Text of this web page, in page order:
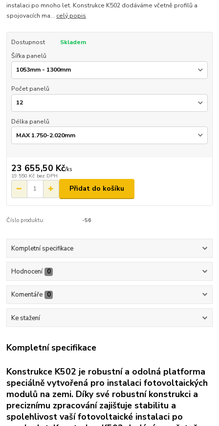
instalaci po mnoho let. Konstrukce K502 dodáváme včetně profilů a
spojovacích ma... celý popis
Dostupnost
Skladem
Šířka panelů
Počet panelů
Délka panelů
23 655,50 Kč/ks
19 550 Kč bez DPH
Přidat do košíku
Číslo produktu: -56
Kompletní specifikace
Hodnocení 0
Komentáře 0
Ke stažení
Kompletní specifikace
Konstrukce K502 je robustní a odolná platforma
speciálně vytvořená pro instalaci fotovoltaických
modulů na zemi. Díky své robustní konstrukci a
preciznímu zpracování zajišťuje stabilitu a
spolehlivost vaší fotovoltaické instalaci po